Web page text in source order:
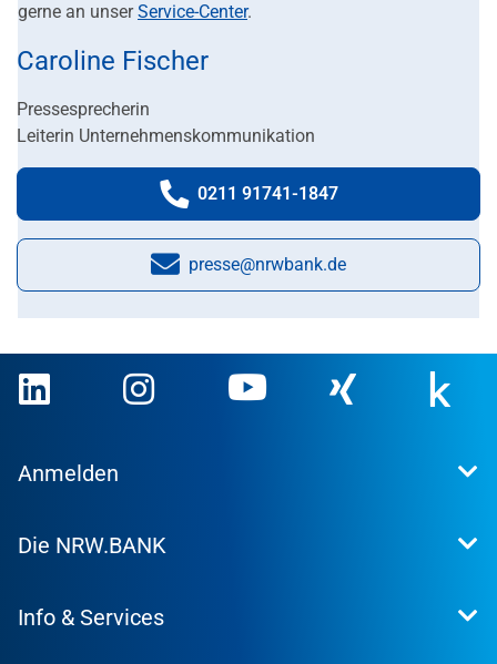
gerne an unserService-Center.
Caroline Fischer
Pressesprecherin
Leiterin Unternehmenskommunikation
Telefonnummer:
0211 91741-1847
E-Mail:
presse@nrwbank.de
Anmelden
Kundenportal
Die NRW.BANK
Presse
Info & Services